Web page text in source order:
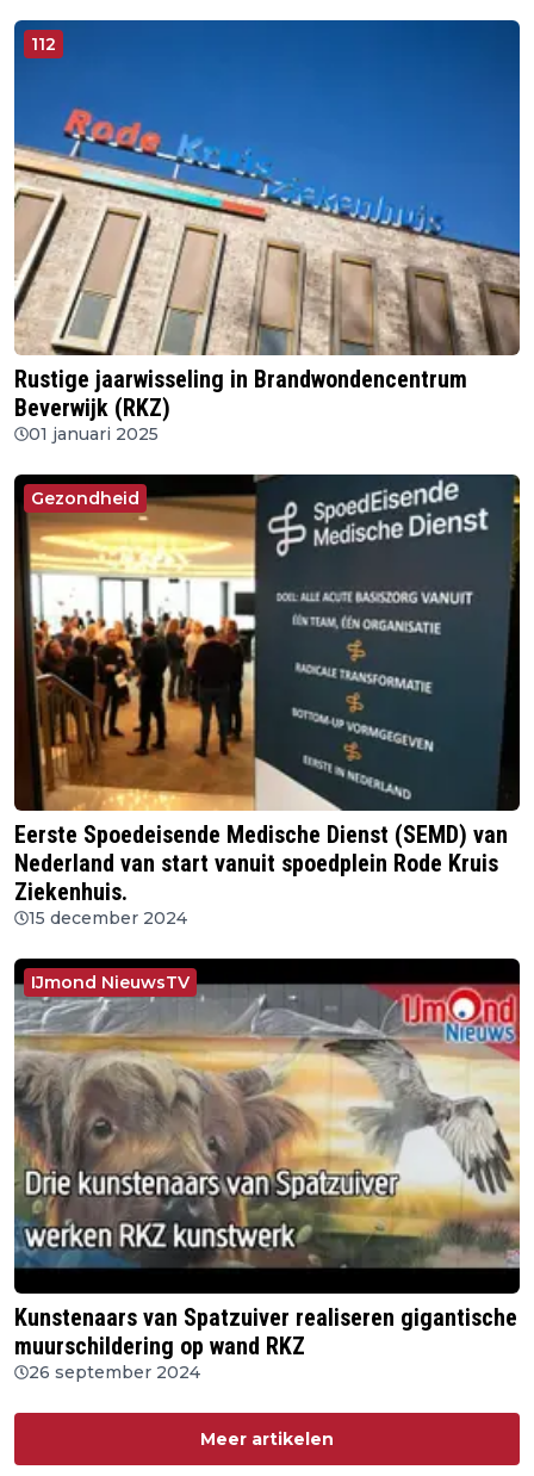
112
Rustige jaarwisseling in Brandwondencentrum
Beverwijk (RKZ)
01 januari 2025
Gezondheid
Eerste Spoedeisende Medische Dienst (SEMD) van
Nederland van start vanuit spoedplein Rode Kruis
Ziekenhuis.
15 december 2024
IJmond NieuwsTV
Kunstenaars van Spatzuiver realiseren gigantische
muurschildering op wand RKZ
26 september 2024
Meer artikelen